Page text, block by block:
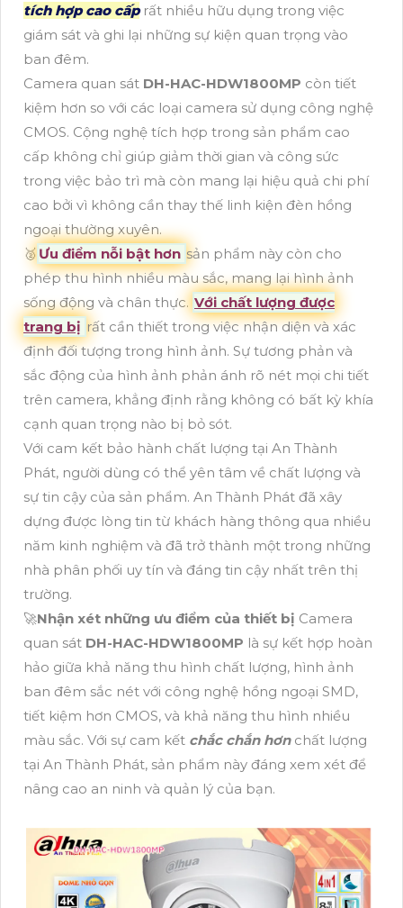
tích hợp cao cấprất nhiều hữu dụng trong việc
giám sát và ghi lại những sự kiện quan trọng vào
ban đêm.
Camera quan sát DH-HAC-HDW1800MP còn tiết
kiệm hơn so với các loại camera sử dụng công nghệ
CMOS. Cộng nghệ tích hợp trong sản phẩm cao
cấp không chỉ giúp giảm thời gian và công sức
trong việc bảo trì mà còn mang lại hiệu quả chi phí
cao bởi vì không cần thay thế linh kiện đèn hồng
ngoại thường xuyên.
🥈️ Ưu điểm nỗi bật hơn sản phẩm này còn cho
phép thu hình nhiều màu sắc, mang lại hình ảnh
sống động và chân thực. Với chất lượng được
trang bị rất cần thiết trong việc nhận diện và xác
định đối tượng trong hình ảnh. Sự tương phản và
sắc động của hình ảnh phản ánh rõ nét mọi chi tiết
trên camera, khẳng định rằng không có bất kỳ khía
cạnh quan trọng nào bị bỏ sót.
Với cam kết bảo hành chất lượng tại An Thành
Phát, người dùng có thể yên tâm về chất lượng và
sự tin cậy của sản phẩm. An Thành Phát đã xây
dựng được lòng tin từ khách hàng thông qua nhiều
năm kinh nghiệm và đã trở thành một trong những
nhà phân phối uy tín và đáng tin cậy nhất trên thị
trường.
🚀Nhận xét những ưu điểm của thiết bị Camera
quan sát DH-HAC-HDW1800MP là sự kết hợp hoàn
hảo giữa khả năng thu hình chất lượng, hình ảnh
ban đêm sắc nét với công nghệ hồng ngoại SMD,
tiết kiệm hơn CMOS, và khả năng thu hình nhiều
màu sắc. Với sự cam kết chắc chắn hơnchất lượng
tại An Thành Phát, sản phẩm này đáng xem xét để
nâng cao an ninh và quản lý của bạn.